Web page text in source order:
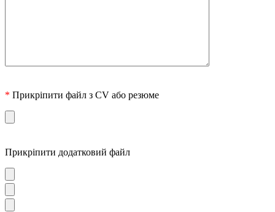
* Прикріпити файл з CV або резюме
Прикріпити додатковий файл